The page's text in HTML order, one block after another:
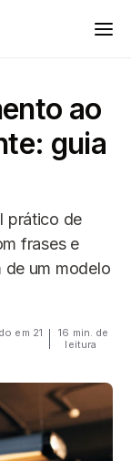
ao
guia
prático de
frases e
de um modelo
em 21
16 min. de
leitura